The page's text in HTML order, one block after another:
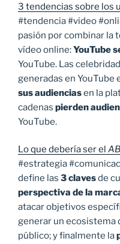
3 tendencias sobre los
#tendencia #video
pasión por combinar la
vídeo online:YouTube
YouTube. Las
generadas en
sus audienciasen la
cadenas pierden
YouTube.
Lo que debería ser el
#estrategia
define las 3 clavesde
perspectiva de la
atacar objetivos
generar un ecosistema
público; y finalmente la